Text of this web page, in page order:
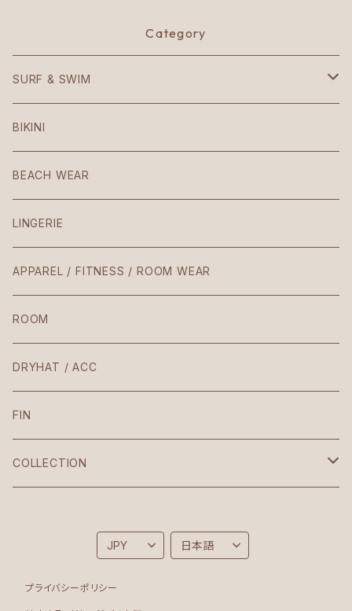
Category
SURF & SWIM
Mezzaluna
American
Patio
Teresa
Laura / Penelope
The Body
VIntage
Croptop
BIKINI
BEACH WEAR
LINGERIE
APPAREL / FITNESS / ROOM WEAR
ROOM
DRYHAT / ACC
FIN
COLLECTION
プライバシーポリシー